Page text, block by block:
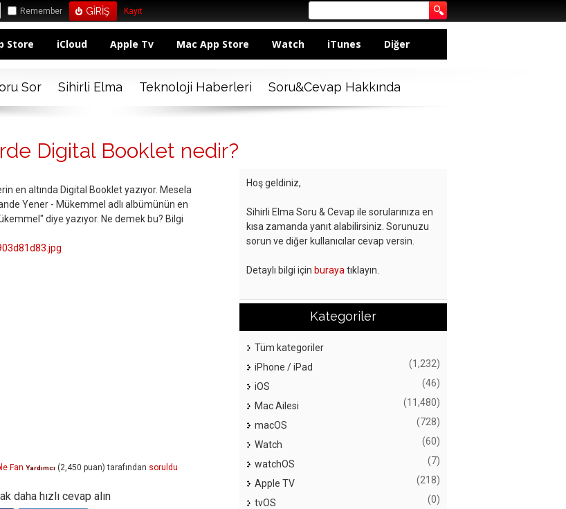
Remember Kayıt
Store iCloud Apple Tv Mac App Store Watch iTunes Diğer
Sor Sihirli Elma Teknoloji Haberleri Soru&Cevap Hakkında
Digital Booklet nedir?
en altında Digital Booklet yazıyor. Mesela
Yener - Mükemmel adlı albümünün en
diye yazıyor. Ne demek bu? Bilgi
Fan Yardımcı (2,450 puan) tarafından soruldu
daha hızlı cevap alın
Hoş geldiniz,
Sihirli Elma Soru & Cevap ile sorularınıza en
kısa zamanda yanıt alabilirsiniz. Sorunuzu
sorun ve diğer kullanıcılar cevap versin.
Detaylı bilgi için buraya tıklayın.
Kategoriler
Tüm kategoriler
iPhone / iPad
(1,232)
iOS (46)
Mac Ailesi (11,480)
macOS (728)
Watch (60)
watchOS (7)
Apple TV (218)
tvOS (0)